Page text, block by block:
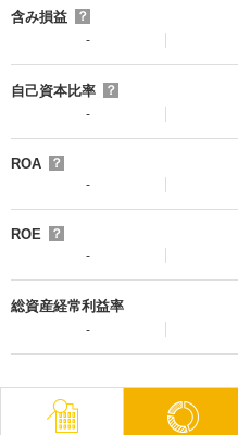
含み損益
？
-
自己資本比率
？
-
ROA
？
-
ROE
？
-
総資産経常利益率
-